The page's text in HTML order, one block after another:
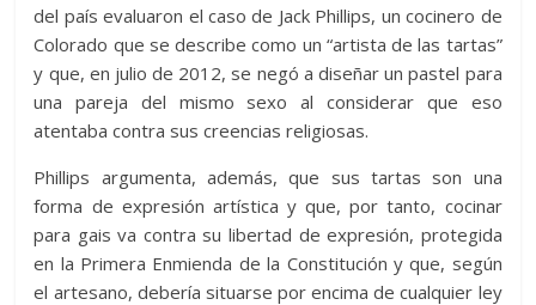
del país evaluaron el caso de Jack Phillips, un cocinero de
Colorado que se describe como un “artista de las tartas”
y que, en julio de 2012, se negó a diseñar un pastel para
una pareja del mismo sexo al considerar que eso
atentaba contra sus creencias religiosas.
Phillips argumenta, además, que sus tartas son una
forma de expresión artística y que, por tanto, cocinar
para gais va contra su libertad de expresión, protegida
en la Primera Enmienda de la Constitución y que, según
el artesano, debería situarse por encima de cualquier ley